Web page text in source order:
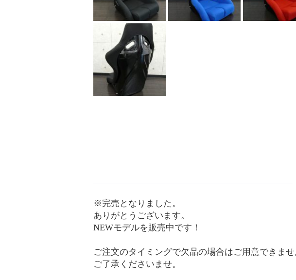
※完売となりました。
ありがとうございます。
NEWモデルを販売中です！
ご注文のタイミングで欠品の場合はご用意できませ
ご了承くださいませ。